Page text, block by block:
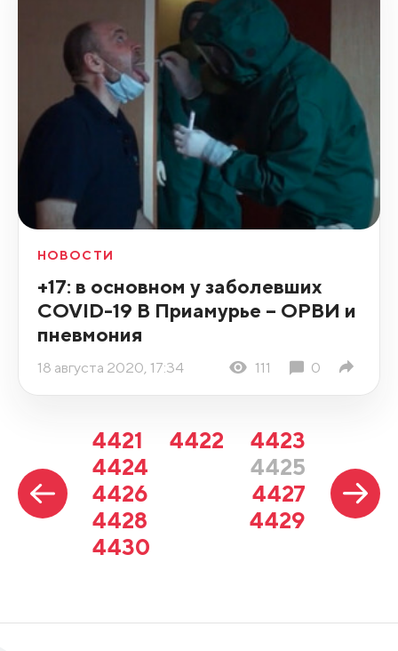
НОВОСТИ
+17: в основном у заболевших
COVID-19 В Приамурье – ОРВИ и
пневмония
18 августа 2020, 17:34 111 0
4421 4422
4423
4424
4425
4426
4427
4428
4429
4430